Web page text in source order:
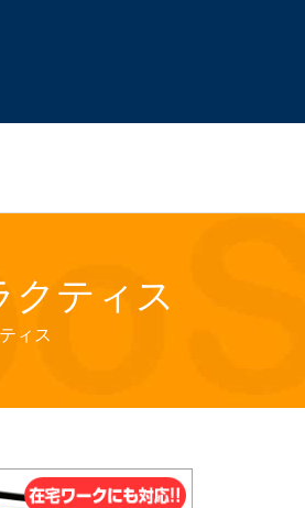
クティス
ィス